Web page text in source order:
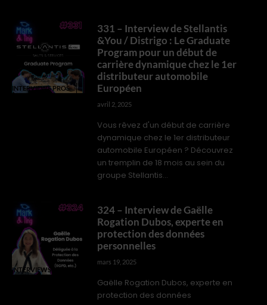
INTERVIEWS PROS
331 – Interview de Stellantis
&You / Distrigo : Le Graduate
Program pour un début de
carrière dynamique chez le 1er
distributeur automobile
Européen
avril 2, 2025
Vous rêvez d'un début de carrière
dynamique chez le 1er distributeur
automobile Européen ? Découvrez
un tremplin de 18 mois au sein du
groupe Stellantis...
INTERVIEWS PROS
324 – Interview de Gaëlle
Rogation Dubos, experte en
protection des données
personnelles
mars 19, 2025
Gaëlle Rogation Dubos, experte en
protection des données